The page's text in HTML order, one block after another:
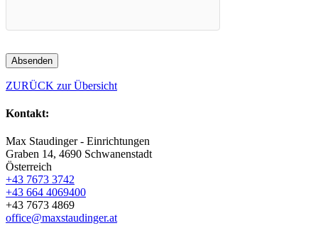
ZURÜCK zur Übersicht
Kontakt:
Max Staudinger - Einrichtungen
Graben 14, 4690 Schwanenstadt
Österreich
+43 7673 3742
+43 664 4069400
+43 7673 4869
office@maxstaudinger.at